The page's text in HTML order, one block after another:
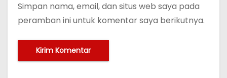
Simpan nama, email, dan situs web saya pada
peramban ini untuk komentar saya berikutnya.